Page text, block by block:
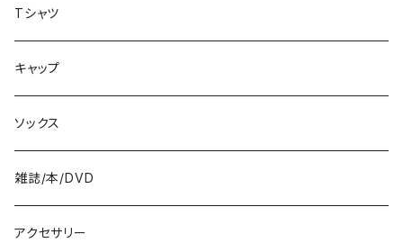
8.4インチ
8.5インチ
8.6インチ
8.7インチ
9インチ
Tシャツ
キャップ
ソックス
雑誌/本/DVD
アクセサリー